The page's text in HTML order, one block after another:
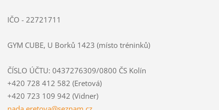
IČO - 22721711
GYM CUBE, U Borků 1423 (místo tréninků)
ČÍSLO ÚČTU: 0437276309/0800 ČS Kolín
+420 728 412 582 (Eretová)
+420 723 109 942 (Vidner)